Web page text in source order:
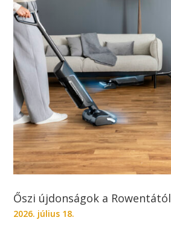
Őszi újdonságok a Rowentától
2026. július 18.